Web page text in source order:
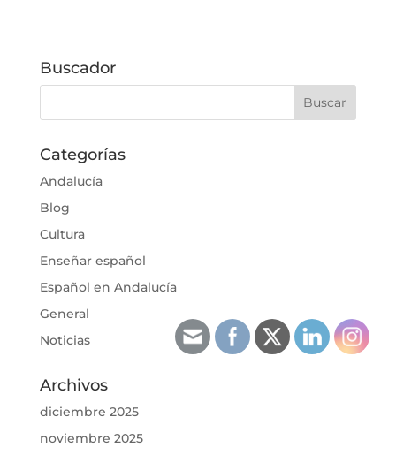
Buscador
Categorías
Andalucía
Blog
Cultura
Enseñar español
Español en Andalucía
General
Noticias
Archivos
diciembre 2025
noviembre 2025